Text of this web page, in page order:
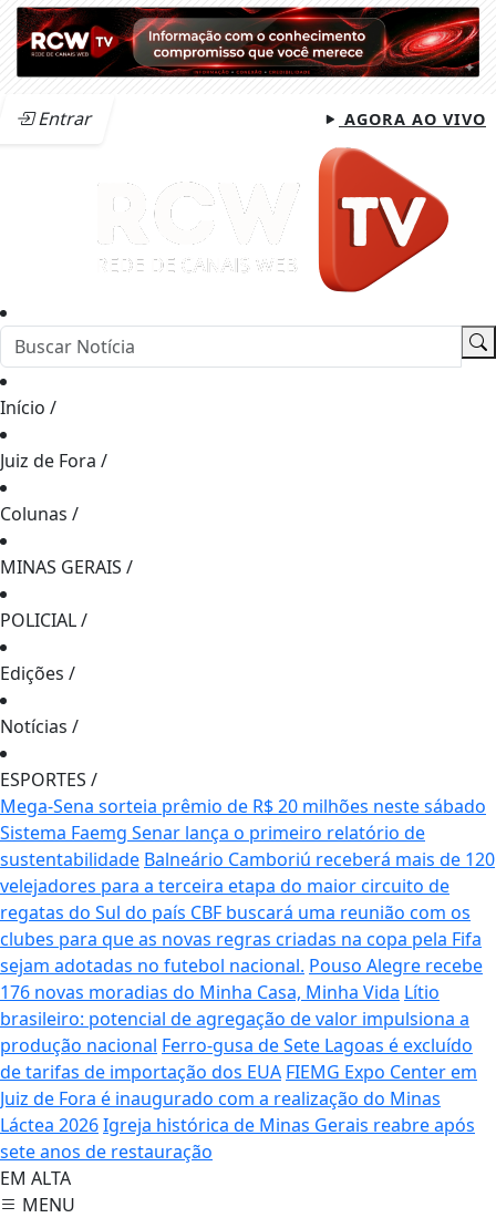
Entrar AGORA AO VIVO
Início /
Juiz de Fora /
Colunas /
MINAS GERAIS /
POLICIAL/
Edições /
Notícias /
ESPORTES /
Mega-Sena sorteia prêmio de R$ 20 milhões neste sábado
Sistema Faemg Senar lança o primeiro relatório de
sustentabilidade Balneário Camboriú receberá mais de 120
velejadores para a terceira etapa do maior circuito de
regatas do Sul do país CBF buscará uma reunião com os
clubes para que as novas regras criadas na copa pela Fifa
sejam adotadas no futebol nacional. Pouso Alegre recebe
176 novas moradias do Minha Casa, Minha Vida Lítio
brasileiro: potencial de agregação de valor impulsiona a
produção nacional Ferro-gusa de Sete Lagoas é excluído
de tarifas de importação dos EUA FIEMG Expo Center em
Juiz de Fora é inaugurado com a realização do Minas
Láctea 2026Igreja histórica de Minas Gerais reabre após
sete anos de restauração
EM ALTA
MENU